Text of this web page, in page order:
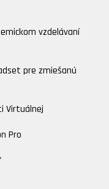
vzdelávaní
pre zmiešanú
Virtuálnej
Pro